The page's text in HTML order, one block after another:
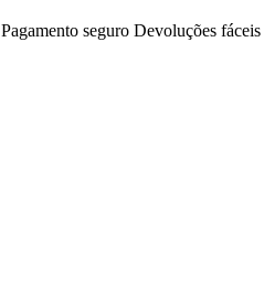
Pagamento seguro Devoluções fáceis